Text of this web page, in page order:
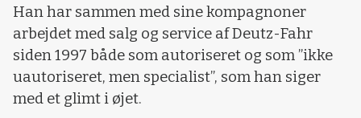
Han har sammen med sine kompagnoner
arbejdet med salg og service af Deutz-Fahr
siden 1997 både som autoriseret og som ”ikke
uautoriseret, men specialist”, som han siger
med et glimt i øjet.